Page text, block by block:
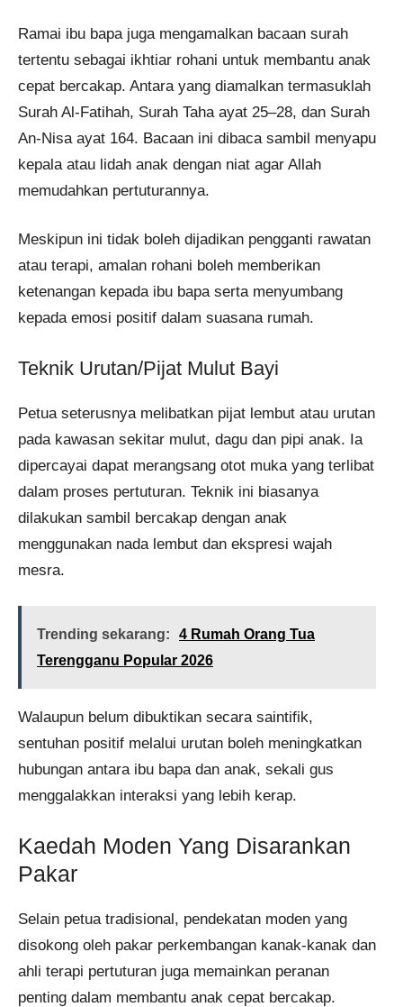
Ramai ibu bapa juga mengamalkan bacaan surah
tertentu sebagai ikhtiar rohani untuk membantu anak
cepat bercakap. Antara yang diamalkan termasuklah
Surah Al-Fatihah, Surah Taha ayat 25–28, dan Surah
An-Nisa ayat 164. Bacaan ini dibaca sambil menyapu
kepala atau lidah anak dengan niat agar Allah
memudahkan pertuturannya.
Meskipun ini tidak boleh dijadikan pengganti rawatan
atau terapi, amalan rohani boleh memberikan
ketenangan kepada ibu bapa serta menyumbang
kepada emosi positif dalam suasana rumah.
Teknik Urutan/Pijat Mulut Bayi
Petua seterusnya melibatkan pijat lembut atau urutan
pada kawasan sekitar mulut, dagu dan pipi anak. Ia
dipercayai dapat merangsang otot muka yang terlibat
dalam proses pertuturan. Teknik ini biasanya
dilakukan sambil bercakap dengan anak
menggunakan nada lembut dan ekspresi wajah
mesra.
Trending sekarang:
4 Rumah Orang Tua
Terengganu Popular 2026
Walaupun belum dibuktikan secara saintifik,
sentuhan positif melalui urutan boleh meningkatkan
hubungan antara ibu bapa dan anak, sekali gus
menggalakkan interaksi yang lebih kerap.
Kaedah Moden Yang Disarankan
Pakar
Selain petua tradisional, pendekatan moden yang
disokong oleh pakar perkembangan kanak-kanak dan
ahli terapi pertuturan juga memainkan peranan
penting dalam membantu anak cepat bercakap.